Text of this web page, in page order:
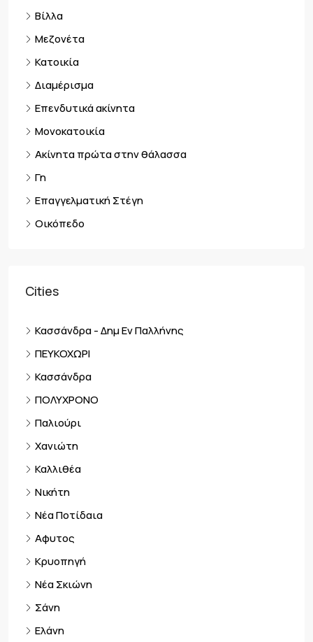
Βίλλα
Μεζονέτα
Κατοικία
Διαμέρισμα
Επενδυτικά ακίνητα
Μονοκατοικία
Ακίνητα πρώτα στην θάλασσα
Γη
Επαγγελματική Στέγη
Οικόπεδο
Cities
Κασσάνδρα - Δημ Εν Παλλήνης
ΠΕΥΚΟΧΩΡΙ
Κασσάνδρα
ΠΟΛΥΧΡΟΝΟ
Παλιούρι
Χανιώτη
Καλλιθέα
Νικήτη
Νέα Ποτίδαια
Αφυτος
Κρυοπηγή
Νέα Σκιώνη
Σάνη
Ελάνη